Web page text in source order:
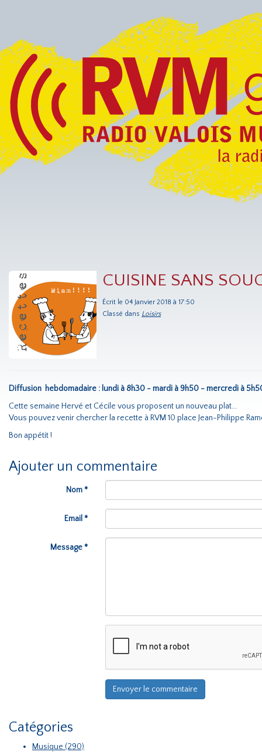
CUISINE SANS
Écrit le 04 Janvier 2018 à 17:50
Classé dans Loisirs
Diffusion hebdomadaire : lundi à 8h30 - mardi à 9h50 - mercredi à
Cette semaine Hervé et Cécile vous proposent un nouveau plat...
Vous pouvez venir chercher la recette à RVM 10 place Jean-Philippe
Bon appétit !
Ajouter un commentaire
Nom *
Email *
Message *
Catégories
Musique (290)